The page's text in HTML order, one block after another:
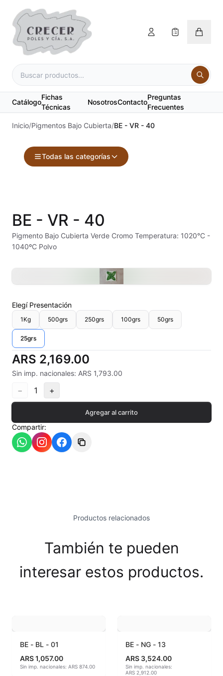
Catálogo
Fichas
Técnicas
NosotrosContacto
Preguntas
Frecuentes
Inicio/Pigmentos Bajo Cubierta/BE - VR - 40
Todas las categorías
Alambre Kanthal
Conos pirometricos Orton
Contramoldes
Crayones cerámicos
Crisoles refractarios
Esmaltes Artisticos
Esmaltes para enlozado de chapa
Esmaltes para gres (1150º - 1200º)
Fritas cerámicas
Granillas (970ºC-1020ºC)
BE - VR - 40
Pigmento Bajo Cubierta Verde Cromo Temperatura: 1020°C -
1040ºC Polvo
Elegí Presentación
1Kg 500grs 250grs 100grs 50grs
25grs
ARS 2,169.00
Sin imp. nacionales: ARS 1,793.00
− 1 +
Agregar al carrito
Compartir:
Productos relacionados
También te pueden
interesar estos productos.
BE - BL - 01
ARS 1,057.00
Sin imp. nacionales: ARS 874.00
BE - NG - 13
ARS 3,524.00
Sin imp. nacionales:
ARS 2,912.00